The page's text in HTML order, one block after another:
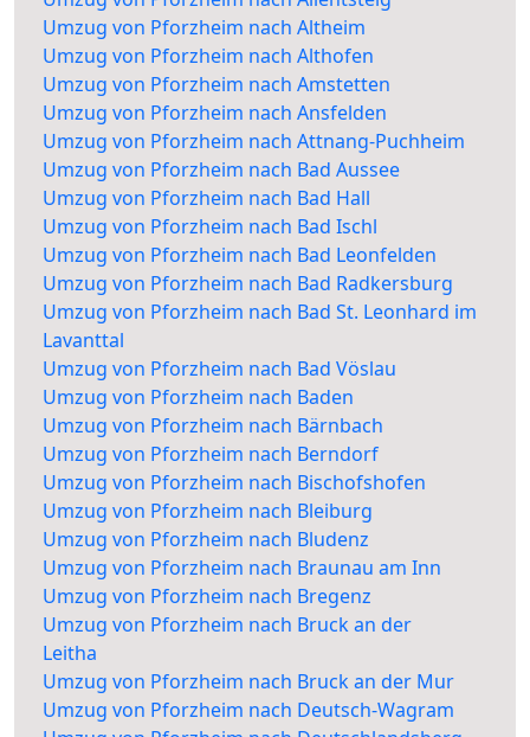
Umzug von Pforzheim nach Altheim
Umzug von Pforzheim nach Althofen
Umzug von Pforzheim nach Amstetten
Umzug von Pforzheim nach Ansfelden
Umzug von Pforzheim nach Attnang-Puchheim
Umzug von Pforzheim nach Bad Aussee
Umzug von Pforzheim nach Bad Hall
Umzug von Pforzheim nach Bad Ischl
Umzug von Pforzheim nach Bad Leonfelden
Umzug von Pforzheim nach Bad Radkersburg
Umzug von Pforzheim nach Bad St. Leonhard im
Lavanttal
Umzug von Pforzheim nach Bad Vöslau
Umzug von Pforzheim nach Baden
Umzug von Pforzheim nach Bärnbach
Umzug von Pforzheim nach Berndorf
Umzug von Pforzheim nach Bischofshofen
Umzug von Pforzheim nach Bleiburg
Umzug von Pforzheim nach Bludenz
Umzug von Pforzheim nach Braunau am Inn
Umzug von Pforzheim nach Bregenz
Umzug von Pforzheim nach Bruck an der
Leitha
Umzug von Pforzheim nach Bruck an der Mur
Umzug von Pforzheim nach Deutsch-Wagram